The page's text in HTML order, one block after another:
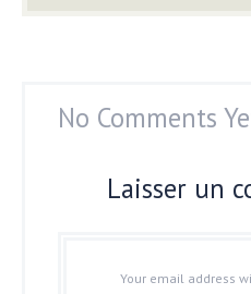
No Comments
Laisser un
Your email address